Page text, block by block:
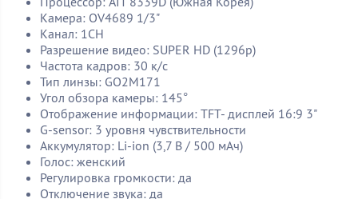
Камера: OV4689 1/3"
Канал: 1CH
Разрешение видео: SUPER HD (1296p)
Частота кадров: 30 к/с
Тип линзы: GO2M171
Угол обзора камеры: 145°
Отображение информации: TFT- дисплей 16:9 3"
G-sensor: 3 уровня чувствительности
Аккумулятор: Li-ion (3,7 В / 500 мAч)
Голос: женский
Регулировка громкости: да
Отключение звука: да